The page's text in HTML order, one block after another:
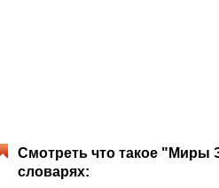
Смотреть что такое "Миры
словарях: